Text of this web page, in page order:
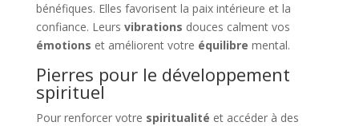
bénéfiques. Elles favorisent la paix intérieure et la
confiance. Leurs vibrations douces calment vos
émotions et améliorent votre équilibre mental.
Pierres pour le développement
spirituel
Pour renforcer votre spiritualité et accéder à des